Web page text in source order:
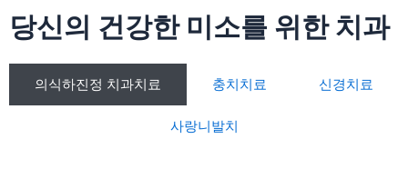
당신의 건강한 미소를 위한 치과
의식하진정 치과치료 충치치료 신경치료
사랑니발치